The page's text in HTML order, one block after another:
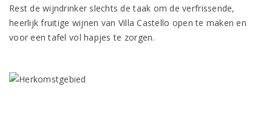
Rest de wijndrinker slechts de taak om de verfrissende,
heerlijk fruitige wijnen van Villa Castello open te maken en
voor een tafel vol hapjes te zorgen.